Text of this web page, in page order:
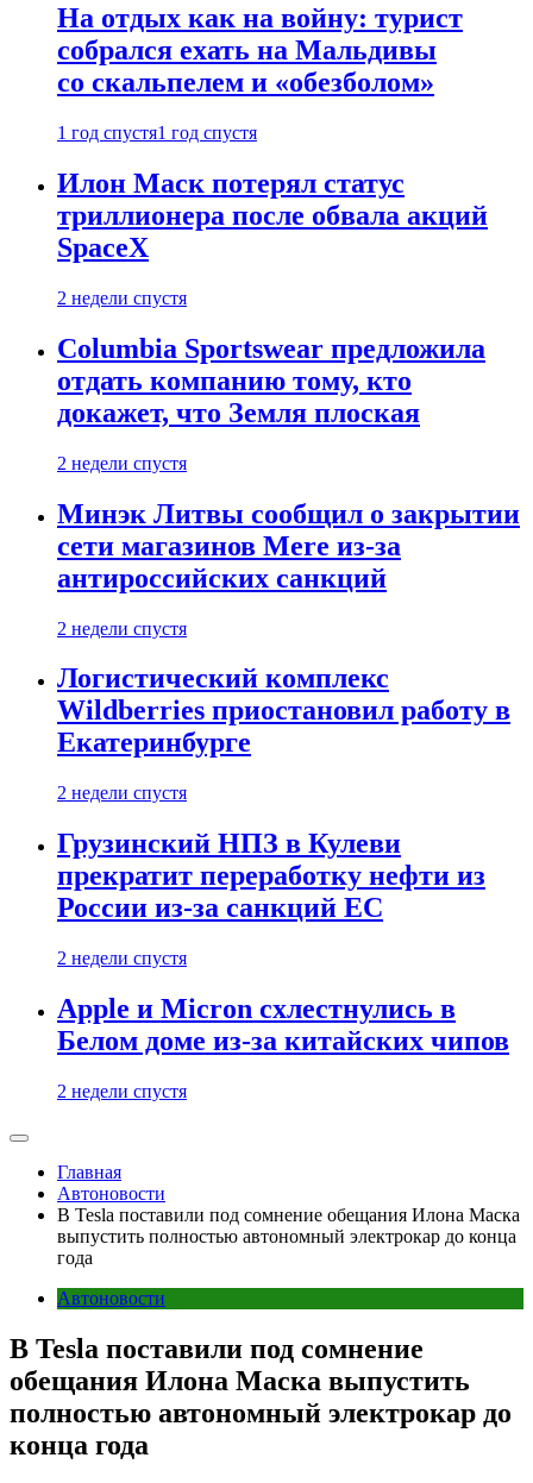
На отдых как на войну: турист
собрался ехать на Мальдивы
со скальпелем и «обезболом»
1 год спустя1 год спустя
Илон Маск потерял статус
триллионера после обвала акций
SpaceX
2 недели спустя
Columbia Sportswear предложила
отдать компанию тому, кто
докажет, что Земля плоская
2 недели спустя
Минэк Литвы сообщил о закрытии
сети магазинов Mere из-за
антироссийских санкций
2 недели спустя
Логистический комплекс
Wildberries приостановил работу в
Екатеринбурге
2 недели спустя
Грузинский НПЗ в Кулеви
прекратит переработку нефти из
России из-за санкций ЕС
2 недели спустя
Apple и Micron схлестнулись в
Белом доме из-за китайских чипов
2 недели спустя
Главная
Автоновости
В Tesla поставили под сомнение обещания Илона Маска
выпустить полностью автономный электрокар до конца
года
Автоновости
В Tesla поставили под сомнение
обещания Илона Маска выпустить
полностью автономный электрокар до
конца года